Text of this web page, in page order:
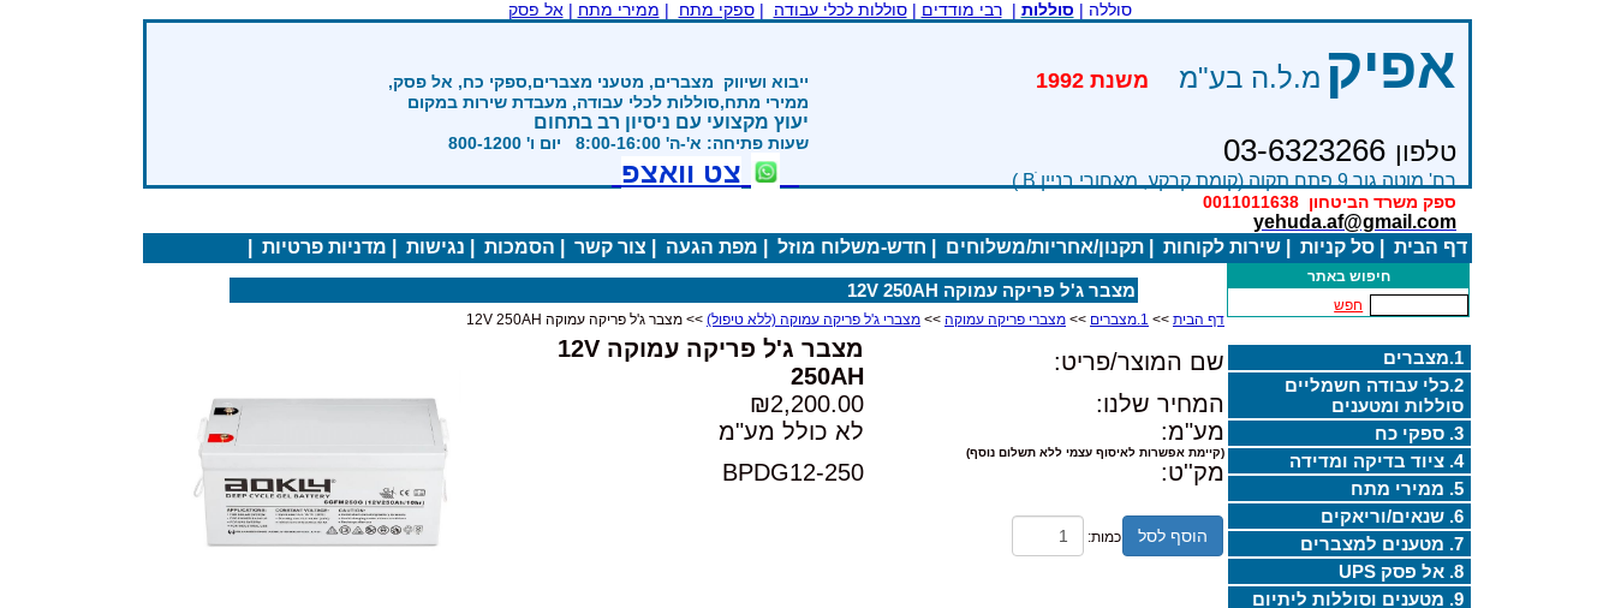
סוללה | סוללות |רבי מודדים |סוללות לכלי עבודה |ספקי מתח | ממירי מתח |אל פסק
אפיק מ.ל.ה בע"מ
טלפון 03-6323266
רח' מוטה גור 9 פתח תקוה (קומת קרקע, מאחורי בניין Bׂ )
ספק משרד הביטחון 0011011638
yehuda.af@gmail.com
ייבוא ושיווק מצברים, מטעני מצברים,ספקי כח, אל פסק,
ממירי מתח,סוללות לכלי עבודה, מעבדת שירות במקום
יעוץ מקצועי עם ניסיון רב בתחום
שעות פתיחה: א'-ה' 8:00-16:00 יום ו' 800-1200
צט וואצפ
דף הבית סל קניות שירות לקוחות תקנון/אחריות/משלוחים חדש-משלוח מוזל מפת הגעה צור קשר הסמכות נגישות מדניות פרטיות
חיפוש באתר
חפש
1.מצברים
2.כלי עבודה חשמליים
סוללות ומטענים
3. ספקי כח
4. ציוד בדיקה ומדידה
5. ממירי מתח
6. שנאים/וריאקים
7. מטענים למצברים
8. אל פסק UPS
9. מטענים וסוללות ליתיום
מצבר ג'ל פריקה עמוקה 12V 250AH
דף הבית >> 1.מצברים >> מצברי פריקה עמוקה >> מצברי ג'ל פריקה עמוקה (ללא טיפול) >> מצבר ג'ל פריקה עמוקה 12V 250AH
שם המוצר/פריט:
מצבר ג'ל פריקה עמוקה 12V
250AH
המחיר שלנו:
₪2,200.00
מע"מ:
לא כולל מע"מ
(קיימת אפשרות לאיסוף עצמי ללא תשלום נוסף)
מק''ט: BPDG12-250
הוסף לסל כמות: